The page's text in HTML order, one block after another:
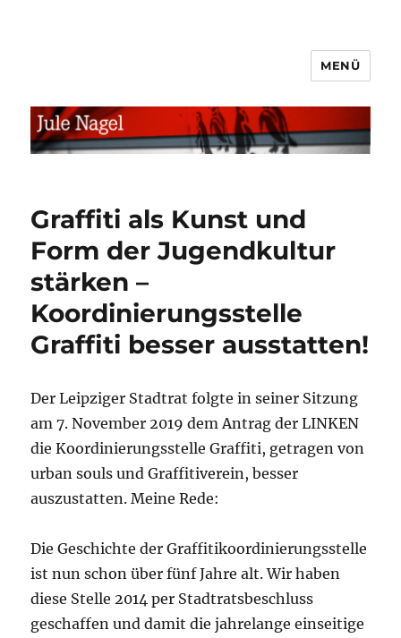
MENÜ
Graffiti als Kunst und
Form der Jugendkultur
stärken –
Koordinierungsstelle
Graffiti besser ausstatten!
Der Leipziger Stadtrat folgte in seiner Sitzung
am 7. November 2019 dem Antrag der LINKEN
die Koordinierungsstelle Graffiti, getragen von
urban souls und Graffitiverein, besser
auszustatten. Meine Rede:
Die Geschichte der Graffitikoordinierungsstelle
ist nun schon über fünf Jahre alt. Wir haben
diese Stelle 2014 per Stadtratsbeschluss
geschaffen und damit die jahrelange einseitige